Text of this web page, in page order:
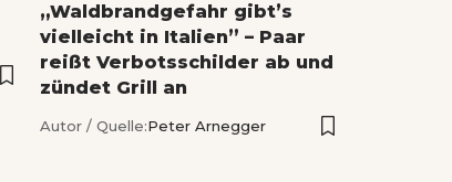
„Waldbrandgefahr gibt’s
vielleicht in Italien” – Paar
reißt Verbotsschilder ab und
zündet Grill an
Autor / Quelle:Peter Arnegger